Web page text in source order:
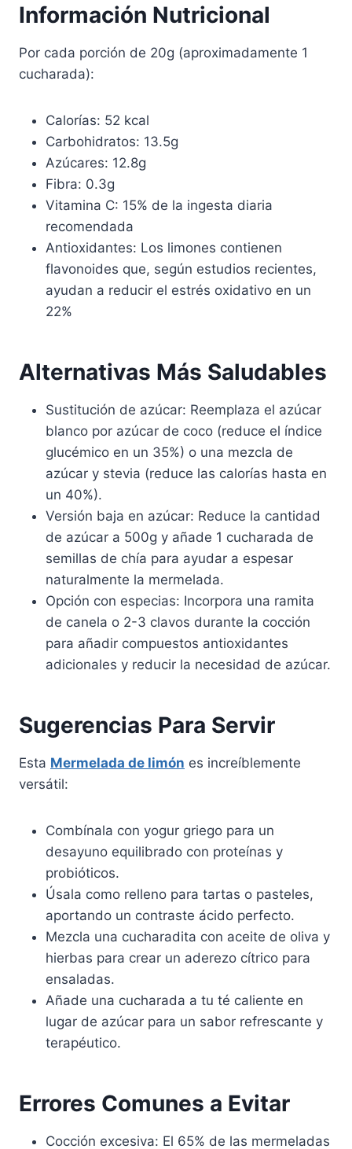
Información Nutricional
Por cada porción de 20g (aproximadamente 1
cucharada):
Calorías: 52 kcal
Carbohidratos: 13.5g
Azúcares: 12.8g
Fibra: 0.3g
Vitamina C: 15% de la ingesta diaria
recomendada
Antioxidantes: Los limones contienen
flavonoides que, según estudios recientes,
ayudan a reducir el estrés oxidativo en un
22%
Alternativas Más Saludables
Sustitución de azúcar: Reemplaza el azúcar
blanco por azúcar de coco (reduce el índice
glucémico en un 35%) o una mezcla de
azúcar y stevia (reduce las calorías hasta en
un 40%).
Versión baja en azúcar: Reduce la cantidad
de azúcar a 500g y añade 1 cucharada de
semillas de chía para ayudar a espesar
naturalmente la mermelada.
Opción con especias: Incorpora una ramita
de canela o 2-3 clavos durante la cocción
para añadir compuestos antioxidantes
adicionales y reducir la necesidad de azúcar.
Sugerencias Para Servir
Esta Mermelada de limón es increíblemente
versátil:
Combínala con yogur griego para un
desayuno equilibrado con proteínas y
probióticos.
Úsala como relleno para tartas o pasteles,
aportando un contraste ácido perfecto.
Mezcla una cucharadita con aceite de oliva y
hierbas para crear un aderezo cítrico para
ensaladas.
Añade una cucharada a tu té caliente en
lugar de azúcar para un sabor refrescante y
terapéutico.
Errores Comunes a Evitar
Cocción excesiva: El 65% de las mermeladas